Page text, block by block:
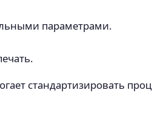
параметрами.
стандартизировать